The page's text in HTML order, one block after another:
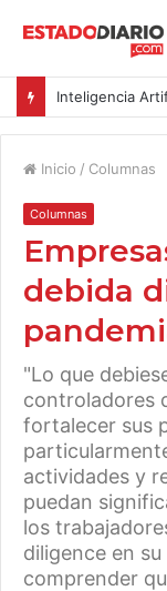
Inicio / Columnas
Columnas
debida
"Lo que
controladores
fortalecer sus
actividades y
puedan
los
diligence en
comprender